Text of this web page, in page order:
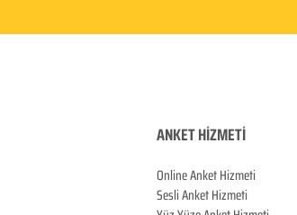
ANKET HİZMETİ
Online Anket Hizmeti
Sesli Anket Hizmeti